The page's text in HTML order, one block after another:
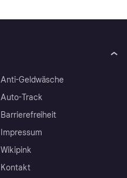
Anti-Geldwäsche
Auto-Track
Barrierefreiheit
Impressum
Wikipink
Kontakt